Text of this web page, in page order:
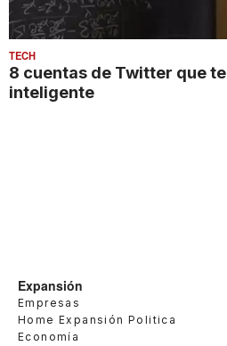
TECH
8 cuentas de Twitter que
inteligente
Expansión
Empresas
Home Expansión Politica
Economía